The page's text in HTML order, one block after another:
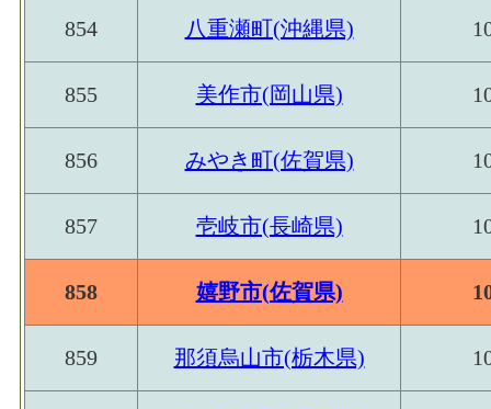
854 八重瀬町(沖縄県)
855 美作市(岡山県)
856 みやき町(佐賀県)
857 壱岐市(長崎県)
858 嬉野市(佐賀県)
859 那須烏山市(栃木県)